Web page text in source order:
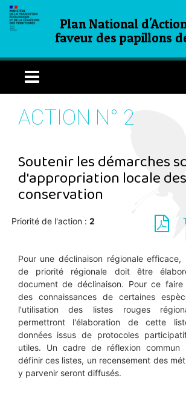
Plan National
faveur des papillons
ACTION N° 2
Soutenir les démarches
d'appropriation locale
conservation
Priorité de l'action : 2
Pour une déclinaison régionale
de priorité régionale doit être
document de déclinaison. Pour ce
des connaissances de certaines
l'utilisation des listes rouges
permettront l'élaboration de cette
données issus de protocoles
utiles. Un cadre de réflexion commun
définir ces listes, un recensement des
y parvenir seront diffusés.